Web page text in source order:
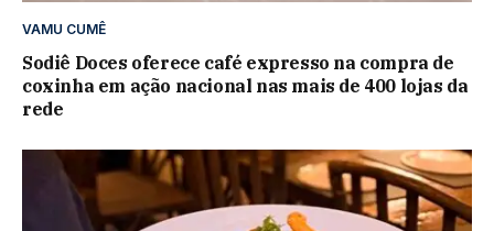
VAMU CUMÊ
Sodiê Doces oferece café expresso na compra de
coxinha em ação nacional nas mais de 400 lojas da
rede